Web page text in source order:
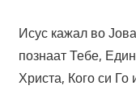
Исус кажал во
познаат Тебе,
Христа, Кого си Го